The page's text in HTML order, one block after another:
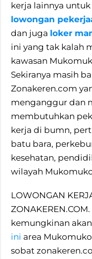
kerja lainnya
lowongan
dan juga loker
ini yang tak kalah
kawasan
Sekiranya masih
Zonakeren.com
menganggur dan
membutuhkan
kerja di bumn,
batu bara,
kesehatan,
wilayah
LOWONGAN
kemungkinan
ini area
sobat